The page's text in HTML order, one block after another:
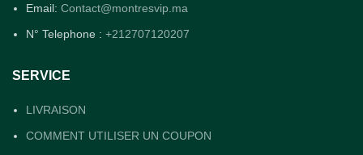
Email: Contact@montresvip.ma
N° Telephone : +212707120207
SERVICE
LIVRAISON
COMMENT UTILISER UN COUPON